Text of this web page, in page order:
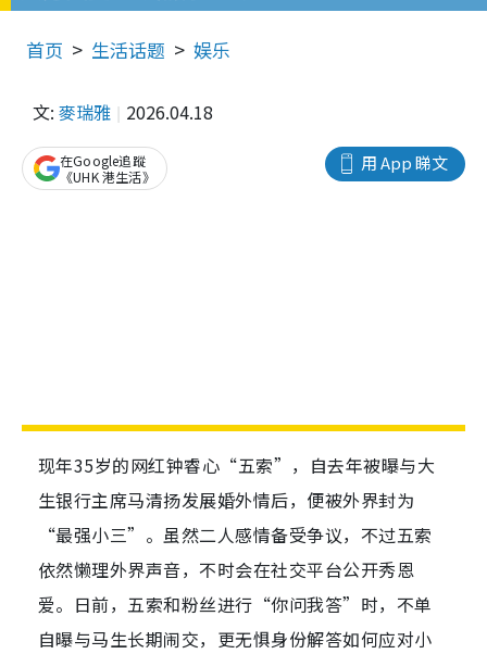
首页 生活话题 娱乐
文: 麥瑞雅 2026.04.18
用 App 睇文
在Google追蹤
《UHK 港生活》
现年35岁的网红钟睿心“五索”，自去年被曝与大
生银行主席马清扬发展婚外情后，便被外界封为
“最强小三”。虽然二人感情备受争议，不过五索
依然懒理外界声音，不时会在社交平台公开秀恩
爱。日前，五索和粉丝进行“你问我答”时，不单
自曝与马生长期闹交，更无惧身份解答如何应对小